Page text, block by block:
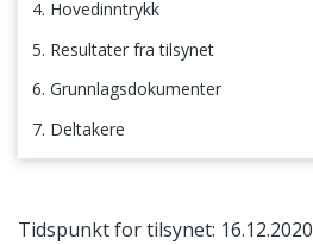
4. Hovedinntrykk
5. Resultater fra tilsynet
6. Grunnlagsdokumenter
7. Deltakere
Tidspunkt for tilsynet: 16.12.2020